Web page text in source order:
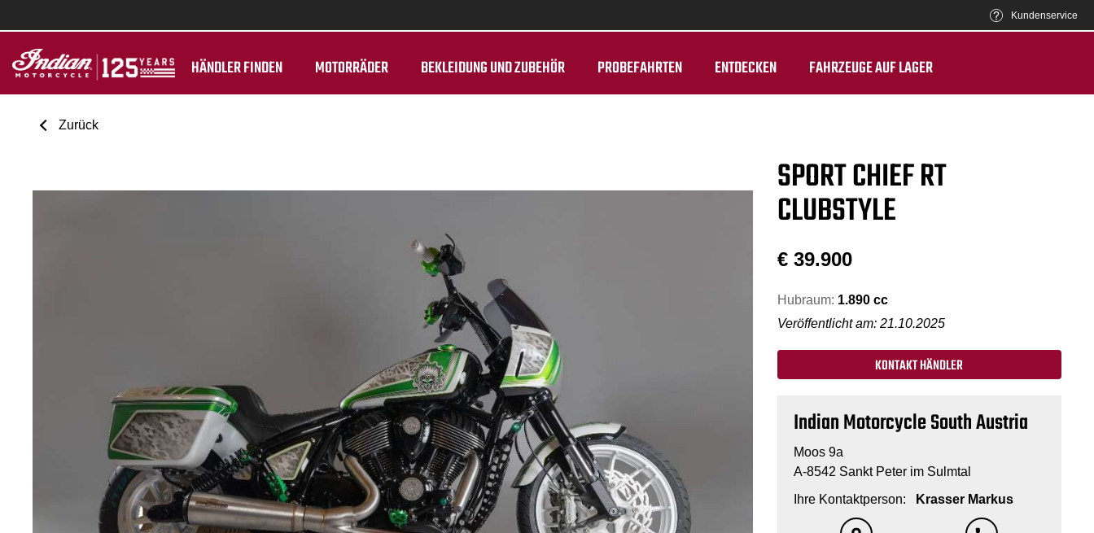
Kundenservice
HÄNDLER FINDEN MOTORRÄDER BEKLEIDUNG UND ZUBEHÖR PROBEFAHRTEN ENTDECKEN FAHRZEUGE AUF LAGER
Zurück
SPORT CHIEF RT
CLUBSTYLE
€ 39.900
Hubraum: 1.890 cc
Veröffentlicht am: 21.10.2025
KONTAKT HÄNDLER
Indian Motorcycle South Austria
Moos 9a
A-8542 Sankt Peter im Sulmtal
Ihre Kontaktperson:
Krasser Markus